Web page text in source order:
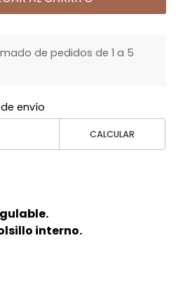
de pedidos de 1 a 5
envío
CALCULAR
interno.